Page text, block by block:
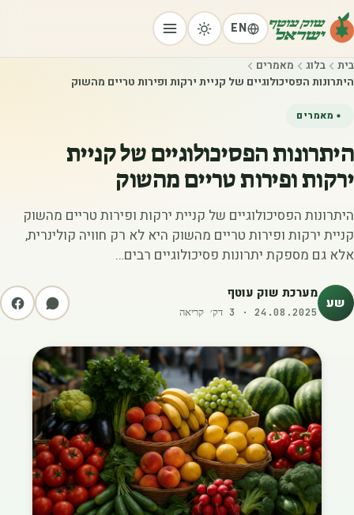
EN
בית בלוג
מאמרים
היתרונות הפסיכולוגיים של קניית ירקות ופירות טריים מהשוק
מאמרים
היתרונות הפסיכולוגיים של קניית
ירקות ופירות טריים מהשוק
היתרונות הפסיכולוגיים של קניית ירקות ופירות טריים מהשוק
קניית ירקות ופירות טריים מהשוק היא לא רק חוויה קולינרית,
אלא גם מספקת יתרונות פסיכולוגיים רבים…
שע מערכת שוק עוטף
24.08.2025
·
3 דק׳ קריאה